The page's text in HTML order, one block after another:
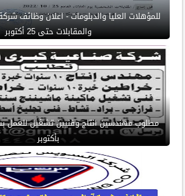
للمؤهلات العليا والدبلومات - اعلان وظائف
والمقابلات حتى 25 أكتوبر
مطلوب مهندسين انتاج وفنيين تشغيل للعمل
بأكتوبر